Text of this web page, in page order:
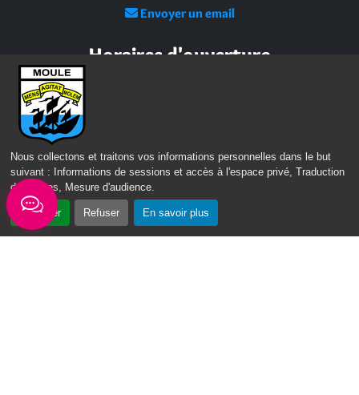
Nous collectons et traitons vos informations personnelles dans le but
suivant :
Informations de sessions et accès à l'espace privé, Traduction
des pages, Mesure d'audience.
Accepter Refuser En savoir plus
Envoyer un email
Horaires d'ouverture
Intercommunalité
Communauté d’agglomération du Nord Grande-Terre